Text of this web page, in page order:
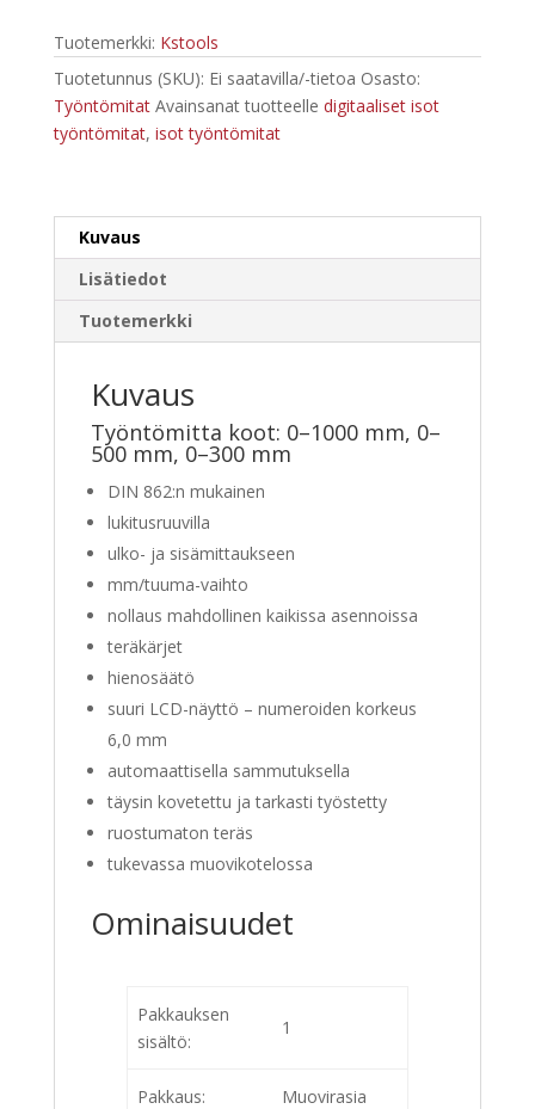
Tuotemerkki: Kstools
Tuotetunnus (SKU): Ei saatavilla/-tietoa Osasto:
Työntömitat Avainsanat tuotteelle digitaaliset isot
työntömitat, isot työntömitat
Kuvaus
Lisätiedot
Tuotemerkki
Kuvaus
Työntömitta koot: 0–1000 mm, 0–
500 mm, 0–300 mm
DIN 862:n mukainen
lukitusruuvilla
ulko- ja sisämittaukseen
mm/tuuma-vaihto
nollaus mahdollinen kaikissa asennoissa
teräkärjet
hienosäätö
suuri LCD-näyttö – numeroiden korkeus
6,0 mm
automaattisella sammutuksella
täysin kovetettu ja tarkasti työstetty
ruostumaton teräs
tukevassa muovikotelossa
Ominaisuudet
Pakkauksen
sisältö:
1
Pakkaus: Muovirasia